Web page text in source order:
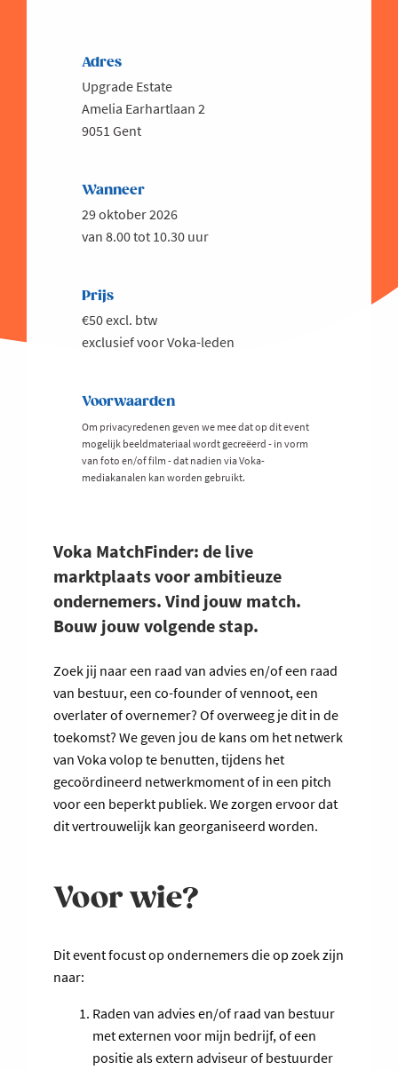
Voka MatchFinder: de live
marktplaats voor ambitieuze
ondernemers. Vind jouw match.
Bouw jouw volgende stap.
Zoek jij naar een raad van advies en/of een raad
van bestuur, een co-founder of vennoot, een
overlater of overnemer? Of overweeg je dit in de
toekomst? We geven jou de kans om het netwerk
van Voka volop te benutten, tijdens het
gecoördineerd netwerkmoment of in een pitch
voor een beperkt publiek. We zorgen ervoor dat
dit vertrouwelijk kan georganiseerd worden.
Voor wie?
Dit event focust op ondernemers die op zoek zijn
naar:
Raden van advies en/of raad van bestuur
met externen voor mijn bedrijf, of een
positie als extern adviseur of bestuurder
Adres
Upgrade Estate
Amelia Earhartlaan 2
9051 Gent
Wanneer
29 oktober 2026
van 8.00 tot 10.30 uur
Prijs
€50 excl. btw
exclusief voor Voka-leden
Voorwaarden
Om privacyredenen geven we mee dat op dit event
mogelijk beeldmateriaal wordt gecreëerd - in vorm
van foto en/of film - dat nadien via Voka-
mediakanalen kan worden gebruikt.